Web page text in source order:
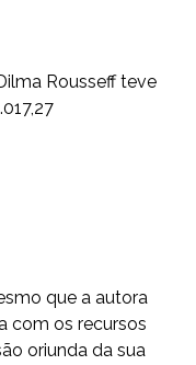
Rousseff teve
que a autora
com os recursos
oriunda da sua